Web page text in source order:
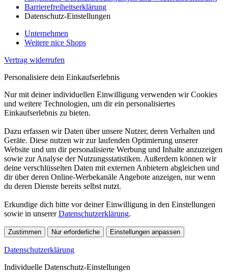
Barrierefreiheitserklärung
Datenschutz-Einstellungen
Unternehmen
Weitere nice Shops
Vertrag widerrufen
Personalisiere dein Einkaufserlebnis
Nur mit deiner individuellen Einwilligung verwenden wir Cookies
und weitere Technologien, um dir ein personalisiertes
Einkaufserlebnis zu bieten.
Dazu erfassen wir Daten über unsere Nutzer, deren Verhalten und
Geräte. Diese nutzen wir zur laufenden Optimierung unserer
Website und um dir personalisierte Werbung und Inhalte anzuzeigen
sowie zur Analyse der Nutzungsstatistiken. Außerdem können wir
deine verschlüsselten Daten mit externen Anbietern abgleichen und
dir über deren Online-Werbekanäle Angebote anzeigen, nur wenn
du deren Dienste bereits selbst nutzt.
Erkundige dich bitte vor deiner Einwilligung in den Einstellungen
sowie in unsererDatenschutzerklärung.
Zustimmen Nur erforderliche Einstellungen anpassen
Datenschutzerklärung
Individuelle Datenschutz-Einstellungen